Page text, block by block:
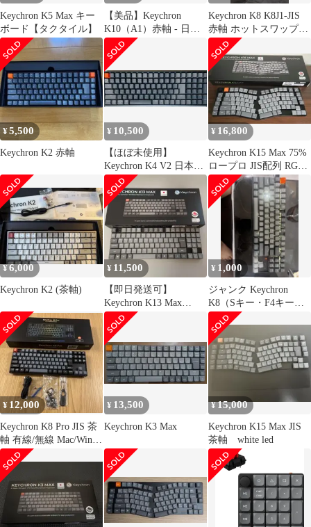
Keychron K5 Max キー
ボード【タクタイル】
【美品】Keychron
K10（A1）赤軸 - 日本
語配列｜White LED
Keychron K8 K8J1-JIS
赤軸 ホットスワップ対
応 日本語配列
¥5,500
Keychron K2 赤軸
¥ 10,500
【ほぼ未使用】
Keychron K4 V2 日本語
配列 赤軸 RGB アルミ
¥ 16,800
Keychron K15 Max 75%
ロープロ JIS配列 RGB
赤軸
¥6,000
Keychron K2 (茶軸)
¥ 11,500
【即日発送可】
Keychron K13 Max
QMK/VIA JIS 赤軸
¥ 1,000
ジャンク Keychron
K8（Sキー・F4キー不
良）
¥ 12,000
Keychron K8 Pro JIS 茶
軸 有線/無線 Mac/Win対
応
¥ 13,500
Keychron K3 Max
¥15,000
Keychron K15 Max JIS
茶軸 white led